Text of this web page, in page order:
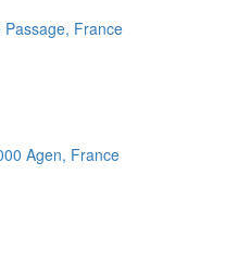
France
Agen, France